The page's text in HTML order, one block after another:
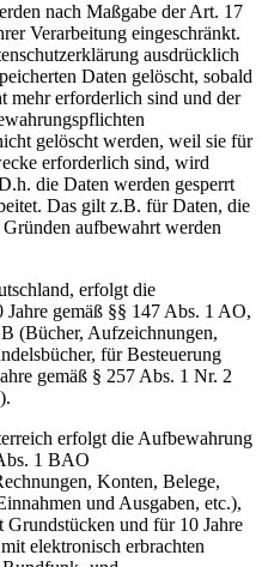
nach Maßgabe der Art. 17
Verarbeitung eingeschränkt.
ausdrücklich
Daten gelöscht, sobald
mehr erforderlich sind und der
gelöscht werden, weil sie für
erforderlich sind, wird
die Daten werden gesperrt
Das gilt z.B. für Daten, die
aufbewahrt werden
erfolgt die
gemäß §§ 147 Abs. 1 AO,
(Bücher, Aufzeichnungen,
für Besteuerung
gemäß § 257 Abs. 1 Nr. 2
erfolgt die Aufbewahrung
1 BAO
Konten, Belege,
und Ausgaben, etc.),
und für 10 Jahre
elektronisch erbrachten